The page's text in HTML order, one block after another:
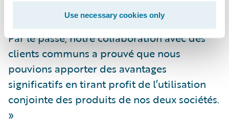
Use necessary cookies only
Directeur consultant, Guidewire Software. «
Par le passé, notre collaboration avec des
clients communs a prouvé que nous
pouvions apporter des avantages
significatifs en tirant profit de l’utilisation
conjointe des produits de nos deux sociétés.
»